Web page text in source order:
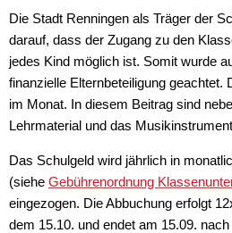
Die Stadt Renningen als Träger der
darauf, dass der Zugang zu den
jedes Kind möglich ist. Somit wurde
finanzielle Elternbeteiligung geachtet.
im Monat. In diesem Beitrag sind
Lehrmaterial und das
Das Schulgeld wird jährlich in
(siehe Gebührenordnung
eingezogen. Die Abbuchung erfolgt
dem 15.10. und endet am 15.09.